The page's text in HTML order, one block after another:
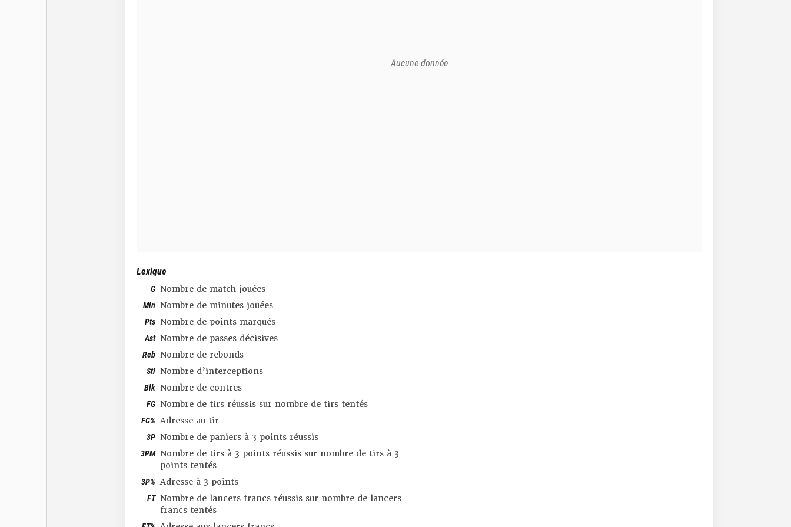
Aucune donnée
Lexique
G Nombre de match jouées
Min Nombre de minutes jouées
Pts Nombre de points marqués
Ast Nombre de passes décisives
Reb Nombre de rebonds
Stl Nombre d’interceptions
Blk Nombre de contres
FG Nombre de tirs réussis sur nombre de tirs tentés
FG% Adresse au tir
3P Nombre de paniers à 3 points réussis
3PM Nombre de tirs à 3 points réussis sur nombre de tirs à 3
points tentés
3P% Adresse à 3 points
FT Nombre de lancers francs réussis sur nombre de lancers
francs tentés